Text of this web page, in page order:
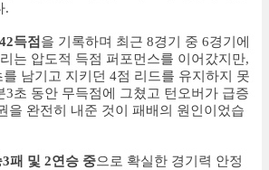
.
득점 을 기록하며 최근 8경기 중 6경기에
는 압도적 득점 퍼포먼스를 이어갔지만,
남기고 지키던 4점 리드를 유지하지 못
3초 동안 무득점에 그쳤고 턴오버가 급증
을 완전히 내준 것이 패배의 원인이었습
3패 및 2연승 중으로 확실한 경기력 안정